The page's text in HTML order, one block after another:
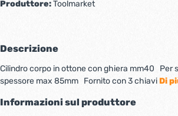
Produttore:Toolmarket
Descrizione
Cilindro corpo in ottone con ghiera mm40 Per
spessore max 85mm Fornito con 3 chiaviDi
Informazioni sul produttore